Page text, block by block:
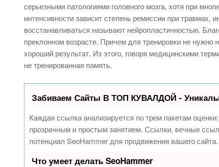
серьезными патологиями головного мозга, хотя при
интенсивности зависит степень ремиссии при травмах,
восстанавливаться называют нейропластичностью.
преклонном возрасте. Причем для тренировки не
хороший результат. Из этого, говоря медицинскими
не тренированная память.
Забиваем Сайты В ТОП КУВАЛДОЙ -
Каждая ссылка анализируется по трем пакетам
прозрачным и простым занятием. Ссылки, вечные
потенциал SeoHammer для продвижения вашего сайта.
Что умеет делать SeoHammer